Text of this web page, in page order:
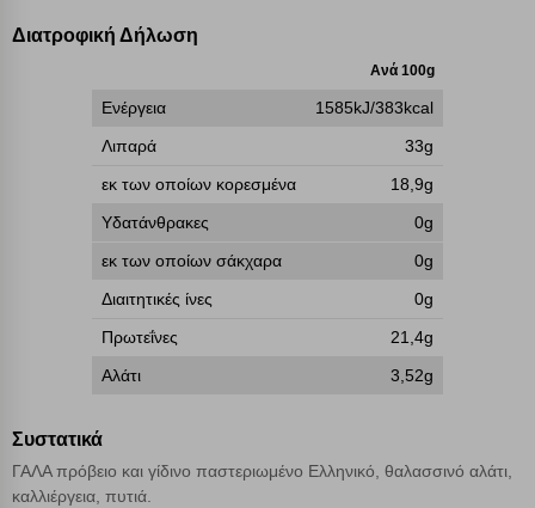
Διατροφική Δήλωση
Ανά 100g
Ενέργεια
1585kJ/383kcal
Λιπαρά
33g
εκ των οποίων κορεσμένα
18,9g
Υδατάνθρακες
0g
εκ των οποίων σάκχαρα
0g
Διαιτητικές ίνες
0g
Πρωτεΐνες
21,4g
Αλάτι
3,52g
Συστατικά
ΓΑΛΑ πρόβειο και γίδινο παστεριωμένο Ελληνικό, θαλασσινό αλάτι,
καλλιέργεια, πυτιά.
μπορεί να επηρεάσει την εμπειρία της περιήγησής σας ή/και της
Cookies απόδοσης
Απολύτως απαραίτητα cookies Πάντα Ενεργό
Απόρριψη όλων